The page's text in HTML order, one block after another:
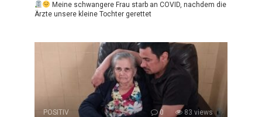
Meine schwangere Frau starb an COVID, nachdem die
Ärzte unsere kleine Tochter gerettet
POSITIV 0 83 views